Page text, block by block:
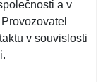
a v
v souvislosti